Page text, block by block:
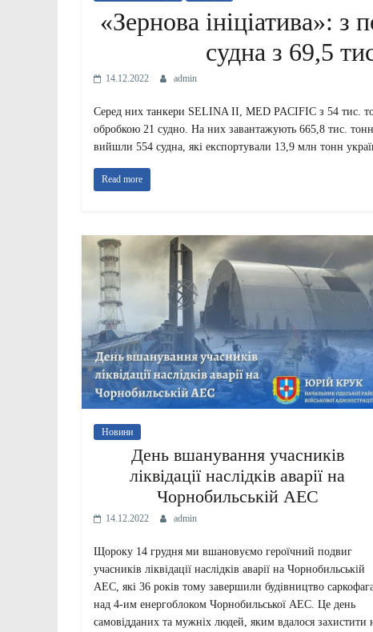
«Зернова ініціатива»:
судна з 69,5
14.12.2022 admin
Серед них танкери SELINA II, MED PACIFIC з 54 тис.
обробкою 21 судно. На них завантажують 665,8 тис. тонн
вийшли 554 судна, які експортували 13,9 млн тонн
Read more
Новини
День вшанування учасників
ліквідації наслідків аварії на
Чорнобильській АЕС
14.12.2022 admin
Щороку 14 грудня ми вшановуємо героїчний подвиг
учасників ліквідації наслідків аварії на Чорнобильській
АЕС, які 36 років тому завершили будівництво
над 4-им енергоблоком Чорнобильської АЕС. Це день
самовідданих та мужніх людей, яким вдалося захистити